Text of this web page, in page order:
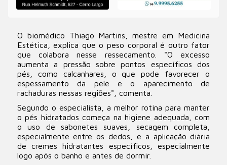
O biomédico Thiago Martins, mestre em Medicina
Estética, explica que o peso corporal é outro fator
que colabora nesse ressecamento. "O excesso
aumenta a pressão sobre pontos específicos dos
pés, como calcanhares, o que pode favorecer o
espessamento da pele e o aparecimento de
rachaduras nessas regiões", comenta.
Segundo o especialista, a melhor rotina para manter
o pés hidratados começa na higiene adequada, com
o uso de sabonetes suaves, secagem completa,
especialmente entre os dedos, e a aplicação diária
de cremes hidratantes específicos, especialmente
logo após o banho e antes de dormir.